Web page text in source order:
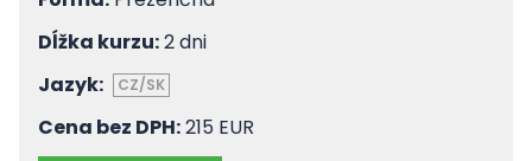
Dĺžka kurzu:2 dni
Jazyk:
CZ/SK
Cena bez DPH:215 EUR